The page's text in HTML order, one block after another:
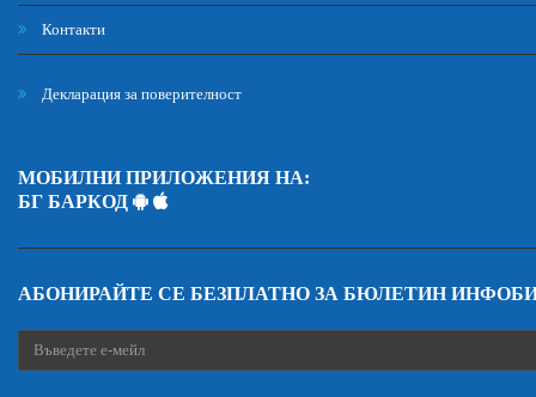
Контакти
Декларация за поверителност
МОБИЛНИ ПРИЛОЖЕНИЯ НА:
БГ БАРКОД
АБОНИРАЙТЕ СЕ БЕЗПЛАТНО ЗА БЮЛЕТИН